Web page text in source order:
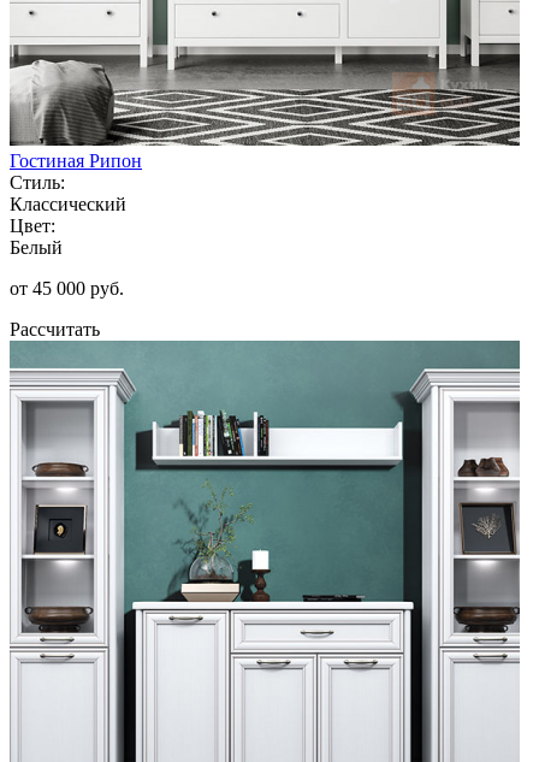
Гостиная Рипон
Стиль:
Классический
Цвет:
Белый
от 45 000 руб.
Рассчитать